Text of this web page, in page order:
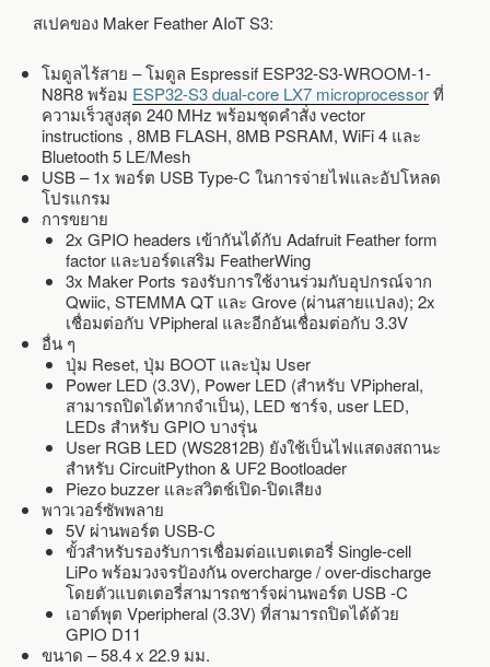
สเปคของ Maker Feather AIoT S3:
โมดูลไร้สาย – โมดูล Espressif ESP32-S3-WROOM-1-
N8R8 พร้อม ESP32-S3 dual-core LX7 microprocessorที่
ความเร็วสูงสุด 240 MHz พร้อมชุดคำสั่ง vector
instructions , 8MB FLASH, 8MB PSRAM, WiFi 4 และ
Bluetooth 5 LE/Mesh
USB – 1x พอร์ต USB Type-C ในการจ่ายไฟและอัปโหลด
โปรแกรม
การขยาย
2x GPIO headers เข้ากันได้กับ Adafruit Feather form
factor และบอร์ดเสริม FeatherWing
3x Maker Ports รองรับการใช้งานร่วมกับอุปกรณ์จาก
Qwiic, STEMMA QT และ Grove (ผ่านสายแปลง); 2x
เชื่อมต่อกับ VPipheral และอีกอันเชื่อมต่อกับ 3.3V
อื่น ๆ
ปุ่ม Reset, ปุ่ม BOOT และปุ่ม User
Power LED (3.3V), Power LED (สำหรับ VPipheral,
สามารถปิดได้หากจำเป็น), LED ชาร์จ, user LED,
LEDs สำหรับ GPIO บางรุ่น
User RGB LED (WS2812B) ยังใช้เป็นไฟแสดงสถานะ
สำหรับ CircuitPython & UF2 Bootloader
Piezo buzzer และสวิตช์เปิด-ปิดเสียง
พาวเวอร์ซัพพลาย
5V ผ่านพอร์ต USB-C
ขั้วสำหรับรองรับการเชื่อมต่อแบตเตอรี่ Single-cell
LiPo พร้อมวงจรป้องกัน overcharge / over-discharge
โดยตัวแบตเตอรี่สามารถชาร์จผ่านพอร์ต USB -C
เอาต์พุต Vperipheral (3.3V) ที่สามารถปิดได้ด้วย
GPIO D11
ขนาด – 58.4 x 22.9 มม.